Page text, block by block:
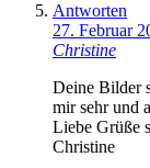
Antworten
27. Februar
Christine
Deine Bilder
mir sehr und
Liebe Grüße
Christine